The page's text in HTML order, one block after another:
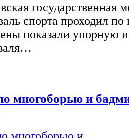
государственная
спорта проходил по
показали упорную
многоборью и